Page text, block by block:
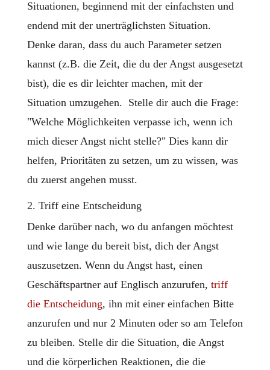
Situationen, beginnend mit der einfachsten und
endend mit der unerträglichsten Situation.
Denke daran, dass du auch Parameter setzen
kannst (z.B. die Zeit, die du der Angst ausgesetzt
bist), die es dir leichter machen, mit der
Situation umzugehen. Stelle dir auch die Frage:
"Welche Möglichkeiten verpasse ich, wenn ich
mich dieser Angst nicht stelle?" Dies kann dir
helfen, Prioritäten zu setzen, um zu wissen, was
du zuerst angehen musst.
2. Triff eine Entscheidung
Denke darüber nach, wo du anfangen möchtest
und wie lange du bereit bist, dich der Angst
auszusetzen. Wenn du Angst hast, einen
Geschäftspartner auf Englisch anzurufen, triff
die Entscheidung, ihn mit einer einfachen Bitte
anzurufen und nur 2 Minuten oder so am Telefon
zu bleiben. Stelle dir die Situation, die Angst
und die körperlichen Reaktionen, die die